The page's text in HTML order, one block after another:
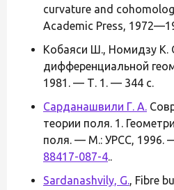
curvature and
Academic Press,
Кобаяси Ш., Номидзу К.
дифференциальной
1981. — Т. 1. — 344 с.
Сарданашвили Г. А.
теории поля. 1.
поля. — М.: УРСС, 1996.
88417-087-4..
Sardanashvily, G., Fibre